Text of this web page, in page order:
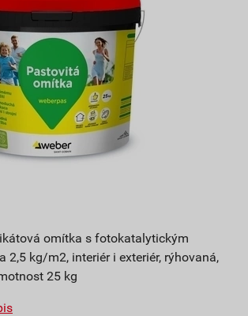
omítka s fotokatalytickým
2,5 kg/m2, interiér i exteriér, rýhovaná,
25 kg